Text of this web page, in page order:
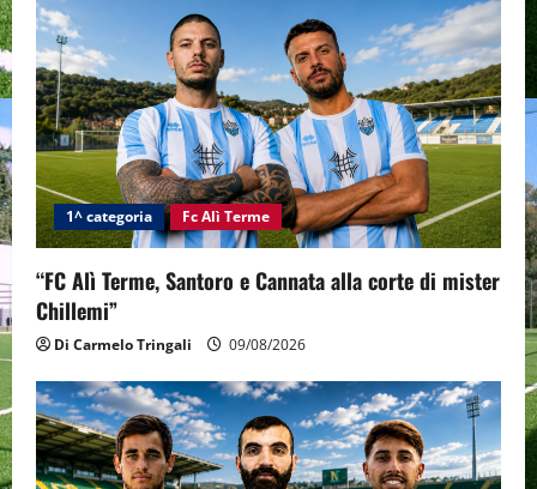
1^ categoria Fc Alì Terme
“FC Alì Terme, Santoro e Cannata alla corte di mister
Chillemi”
Di Carmelo Tringali 09/08/2026